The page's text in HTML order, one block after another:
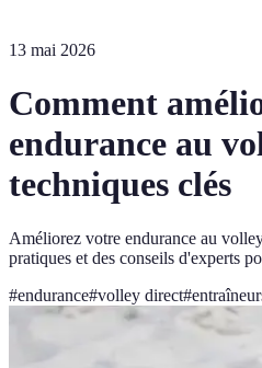
13 mai 2026
Comment
endurance au
techniques clés
Améliorez votre endurance au
pratiques et des conseils d'experts
#endurance#volley direct#